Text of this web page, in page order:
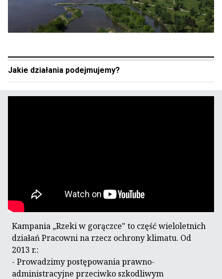
Jakie działania podejmujemy?
Kampania „Rzeki w gorączce" to część wieloletnich
działań Pracowni na rzecz ochrony klimatu. Od
2013 r.:
- Prowadzimy postępowania prawno-
administracyjne przeciwko szkodliwym